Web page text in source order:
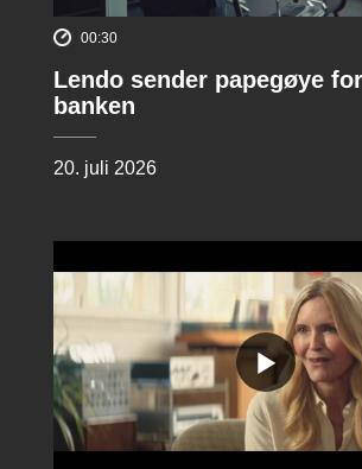
00:30
Lendo sender papegøye
banken
20. juli 2026